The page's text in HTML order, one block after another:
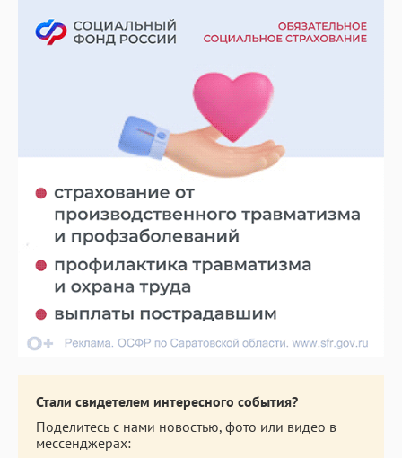
Стали свидетелем интересного события?
Поделитесь с нами новостью, фото или видео в
мессенджерах: